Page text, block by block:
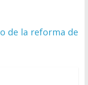
de la reforma de